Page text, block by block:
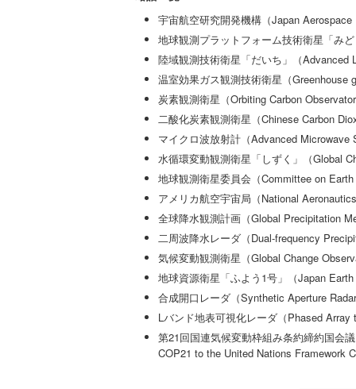
宇宙航空研究開発機構（Japan
地球観測プラットフォーム技術衛星「み
陸域観測技術衛星「だいち」（Advanced
温室効果ガス観測技術衛星（Greenhouse
炭素観測衛星（Orbiting Carbon
二酸化炭素観測衛星（Chinese Carbon
マイクロ波放射計（Advanced
水循環変動観測衛星「しずく」（Global
地球観測衛星委員会（Committee on
アメリカ航空宇宙局（National
全球降水観測計画（Global Precipitation
二周波降水レーダ（Dual-frequency
気候変動観測衛星（Global Change
地球資源衛星「ふよう1号」（Japan
合成開口レーダ（Synthetic Aperture
Lバンド地表可視化レーダ（Phased
第21回国連気候変動枠組み条約締約国会
COP21 to the United Nations Framework